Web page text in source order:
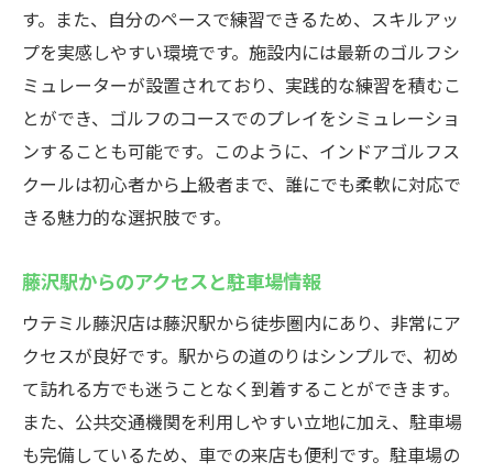
効率的なスキル向上のための集中プログラ
ム
スキルを効率的に伸ばすための計画的練習
仕事のストレスを解消するゴルフの効果
夕方からのプライベートレッスンの利点
ゴルフ初心者必見！藤沢駅で24時間営業のイン
ドアゴルフスクールウテミル
初めての方におすすめの体験コース
基礎からしっかり学べるカリキュラム紹介
初心者でも安心のサポート体制
初級者向けのゴルフクラブ選びのポイント
インドアから始めるゴルフのステップアッ
す。また、自分のペースで練習できるため、スキルアッ
プを実感しやすい環境です。施設内には最新のゴルフシ
ミュレーターが設置されており、実践的な練習を積むこ
とができ、ゴルフのコースでのプレイをシミュレーショ
ンすることも可能です。このように、インドアゴルフス
クールは初心者から上級者まで、誰にでも柔軟に対応で
きる魅力的な選択肢です。
藤沢駅からのアクセスと駐車場情報
ウテミル藤沢店は藤沢駅から徒歩圏内にあり、非常にア
クセスが良好です。駅からの道のりはシンプルで、初め
て訪れる方でも迷うことなく到着することができます。
また、公共交通機関を利用しやすい立地に加え、駐車場
も完備しているため、車での来店も便利です。駐車場の